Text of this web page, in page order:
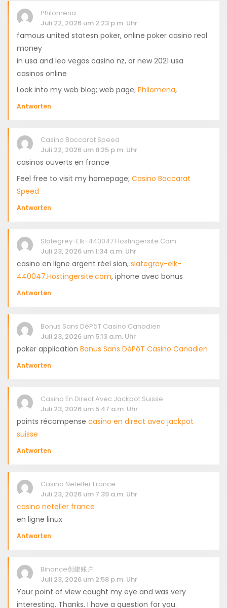
Philomena
Juli 22, 2026 um 2:23 p.m. Uhr
famous united statesn poker, online poker casino real
money
in usa and leo vegas casino nz, or new 2021 usa
casinos online
Look into my web blog; web page; Philomena,
Antworten
Casino Baccarat Speed
Juli 22, 2026 um 8:25 p.m. Uhr
casinos ouverts en france
Feel free to visit my homepage; Casino Baccarat
Speed
Antworten
Slategrey-Elk-440047.Hostingersite.com
Juli 23, 2026 um 1:34 a.m. Uhr
casino en ligne argent réel sion, slategrey-elk-
440047.Hostingersite.com, iphone avec bonus
Antworten
Bonus Sans DéPôT Casino Canadien
Juli 23, 2026 um 5:13 a.m. Uhr
poker application Bonus Sans DéPôT Casino Canadien
Antworten
Casino En Direct Avec Jackpot Suisse
Juli 23, 2026 um 5:47 a.m. Uhr
points récompense casino en direct avec jackpot
suisse
Antworten
Casino Neteller France
Juli 23, 2026 um 7:39 a.m. Uhr
casino neteller france
en ligne linux
Antworten
Binance创建账户
Juli 23, 2026 um 2:58 p.m. Uhr
Your point of view caught my eye and was very
interesting. Thanks. I have a question for you.